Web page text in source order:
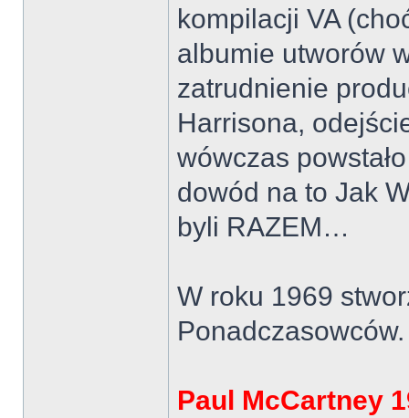
kompilacji VA
albumie utworów
zatrudnienie
Harrisona,
wówczas
dowód na to Jak
byli RAZEM…
W roku 1969
Ponadczasowców.
Paul McCartney